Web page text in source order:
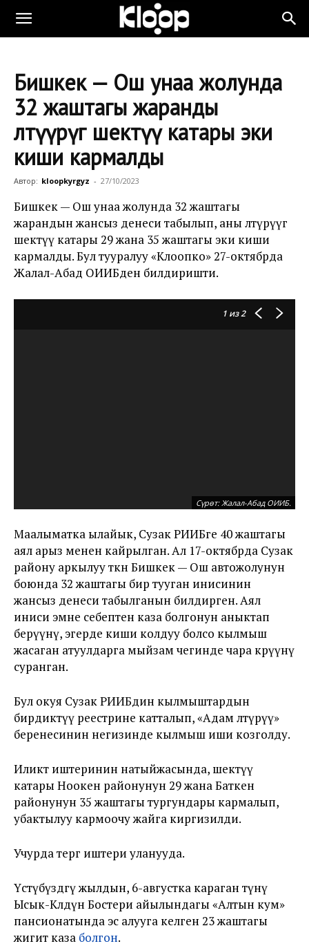
Бишкек — Ош унаа жолунда
32 жаштагы жаранды
өлтүүрүгө шектүү катары эки
киши кармалды
Автор: kloopkyrgyz - 27/10/2023
Бишкек — Ош унаа жолунда 32 жаштагы
жарандын жансыз денеси табылып, аны өлтүрүүгө
шектүү катары 29 жана 35 жаштагы эки киши
кармалды. Бул тууралуу «Клоопко» 27-октябрда
Жалал-Абад ОИИБден билдиришти.
1 из 2
Сүрөт: Жалал-Абад ОИИБ.
Маалыматка ылайык, Сузак РИИБге 40 жаштагы
аял арыз менен кайрылган. Ал 17-октябрда Сузак
району аркылуу өткөн Бишкек — Ош автожолунун
боюнда 32 жаштагы бир тууган инисинин
жансыз денеси табылганын билдирген. Аял
иниси эмне себептен каза болгонун аныктап
берүүнү, эгерде киши колдуу болсо кылмыш
жасаган атуулдарга мыйзам чегинде чара көрүүнү
суранган.
Бул окуя Сузак РИИБдин кылмыштардын
бирдиктүү реестрине катталып, «Адам өлтүрүү»
беренесинин негизинде кылмыш иши козголду.
Иликтөө иштеринин натыйжасында, шектүү
катары Ноокен районунун 29 жана Баткен
районунун 35 жаштагы тургундары кармалып,
убактылуу кармоочу жайга киргизилди.
Учурда тергөө иштери уланууда.
Үстүбүздөгү жылдын, 6-августка караган түнү
Ысык-Көлдүн Бостери айылындагы «Алтын кум»
пансионатында эс алууга келген 23 жаштагы
жигит каза болгон.